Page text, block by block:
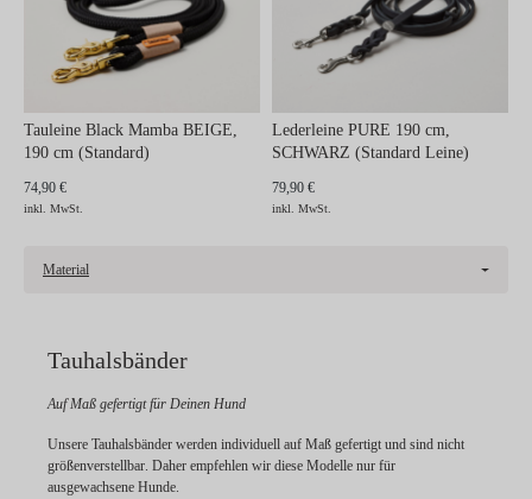
Tauleine Black Mamba BEIGE,
190 cm (Standard)
74,90 €
inkl. MwSt.
Lederleine PURE 190 cm,
SCHWARZ (Standard Leine)
79,90 €
inkl. MwSt.
Material
Tauhalsbänder
Auf Maß gefertigt für Deinen Hund
Unsere Tauhalsbänder werden individuell auf Maß gefertigt und sind nicht
größenverstellbar. Daher empfehlen wir diese Modelle nur für
ausgewachsene Hunde.